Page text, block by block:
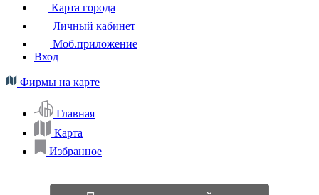
Карта города
Личный кабинет
Моб.приложение
Вход
Фирмы на карте
Главная
Карта
Избранное